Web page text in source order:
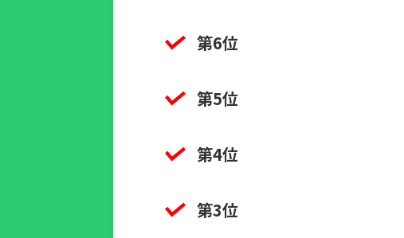
第6位
第5位
第4位
第3位